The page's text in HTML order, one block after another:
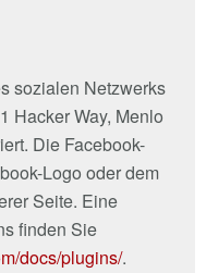
sozialen Netzwerks
Hacker Way, Menlo
Die Facebook-
Logo oder dem
Seite. Eine
finden Sie
docs/plugins/.